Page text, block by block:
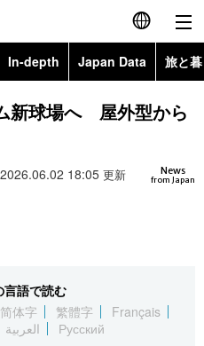
English
简体字
Русский
In-depth Japan Data 旅と
Topics
新球場へ 屋外型から
News
from Japan
18:05 更新
言語で読む
简体字 繁體字
Français
العربية Русский